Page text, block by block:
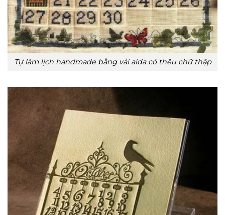
Tự làm lịch handmade bằng vải aida có thêu chữ thập